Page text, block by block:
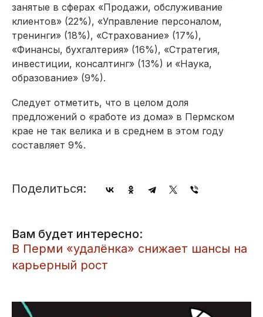
занятые в сферах «Продажи, обслуживание
клиентов» (22%), «Управление персоналом,
тренинги» (18%), «Страхование» (17%),
«Финансы, бухгалтерия» (16%), «Стратегия,
инвестиции, консалтинг» (13%) и «Наука,
образование» (9%).
Следует отметить, что в целом доля
предложений о «работе из дома» в Пермском
крае не так велика и в среднем в этом году
составляет 9%.
Поделиться:
Вам будет интересно:
​В Перми «удалёнка» снижает шансы на
карьерный рост